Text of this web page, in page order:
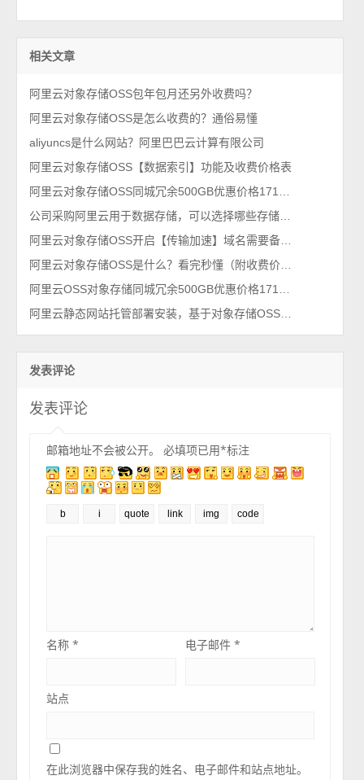
相关文章
阿里云对象存储OSS包年包月还另外收费吗？
阿里云对象存储OSS是怎么收费的？通俗易懂
aliyuncs是什么网站？阿里巴巴云计算有限公司
阿里云对象存储OSS【数据索引】功能及收费价格表
阿里云对象存储OSS同城冗余500GB优惠价格171元一年
公司采购阿里云用于数据存储，可以选择哪些存储云产品？
阿里云对象存储OSS开启【传输加速】域名需要备案吗？
阿里云对象存储OSS是什么？看完秒懂（附收费价格表）
阿里云OSS对象存储同城冗余500GB优惠价格171元1年，99计划活动
阿里云静态网站托管部署安装，基于对象存储OSS，不用买服务器！
发表评论
发表评论
邮箱地址不会被公开。 必填项已用*标注
名称* 电子邮件*
站点
在此浏览器中保存我的姓名、电子邮件和站点地址。